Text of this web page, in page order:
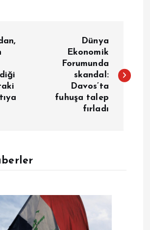
Dünya
Ekonomik
Forumunda
skandal:
Davos’ta
fuhuşa talep
fırladı